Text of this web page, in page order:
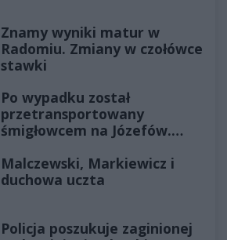
Znamy wyniki matur w
Radomiu. Zmiany w czołówce
stawki
Po wypadku został
przetransportowany
śmigłowcem na Józefów.
Malczewski, Markiewicz i
duchowa uczta
Policja poszukuje zaginionej